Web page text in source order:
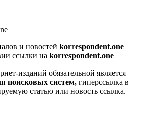
и новостей korrespondent.one
ссылки на korrespondent.one
изданий обязательной является
поисковых систем, гиперссылка в
статью или новость ссылка.